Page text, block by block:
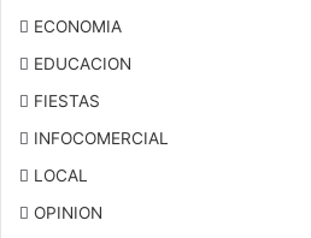
ECONOMIA
EDUCACION
FIESTAS
INFOCOMERCIAL
LOCAL
OPINION